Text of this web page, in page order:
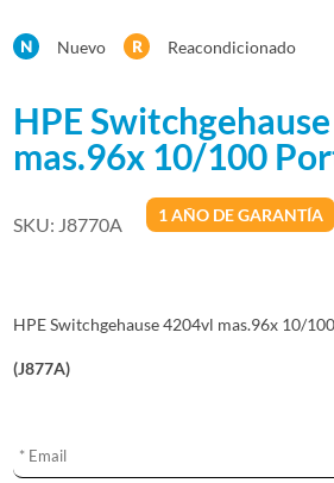
Nuevo Reacondicionado
HPE
mas.96x 10/100
SKU: J8770A 1 AÑO DE GARANTÍA
HPE Switchgehause 4204vl mas.96x 10/
(J877A)
A